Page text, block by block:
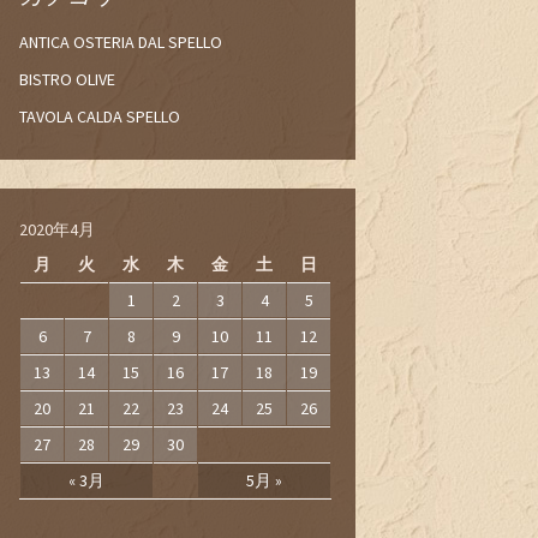
ANTICA OSTERIA DAL SPELLO
BISTRO OLIVE
TAVOLA CALDA SPELLO
2020年4月
月
火 水 木 金 土 日
« 3月 5月 »
1 2 3 4
5
6
7 8 9 10 11
12
13
14 15 16 17 18
19
20
21 22 23 24 25
26
27
28 29 30